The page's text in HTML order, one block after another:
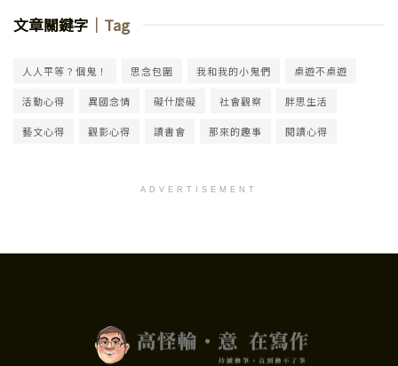
文章關鍵字 ｜Tag
人人平等？個鬼！ 思念包圍 我和我的小鬼們 桌遊不桌遊
活動心得 異國念情 礙什麼礙 社會觀察 胖思生活
藝文心得 觀影心得 讀書會 那來的趣事 閱讀心得
ADVERTISEMENT